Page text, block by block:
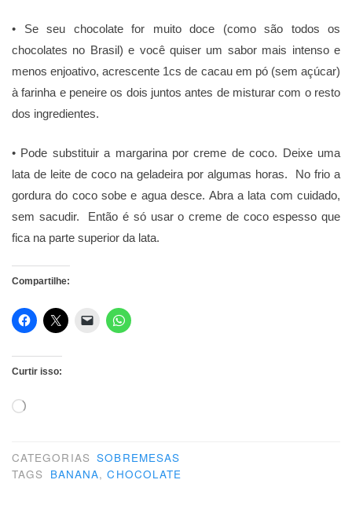
• Se seu chocolate for muito doce (como são todos os
chocolates no Brasil) e você quiser um sabor mais intenso e
menos enjoativo, acrescente 1cs de cacau em pó (sem açúcar)
à farinha e peneire os dois juntos antes de misturar com o resto
dos ingredientes.
• Pode substituir a margarina por creme de coco. Deixe uma
lata de leite de coco na geladeira por algumas horas. No frio a
gordura do coco sobe e agua desce. Abra a lata com cuidado,
sem sacudir. Então é só usar o creme de coco espesso que
fica na parte superior da lata.
Compartilhe:
Curtir isso:
Carregando...
CATEGORIAS SOBREMESAS
TAGS BANANA,CHOCOLATE